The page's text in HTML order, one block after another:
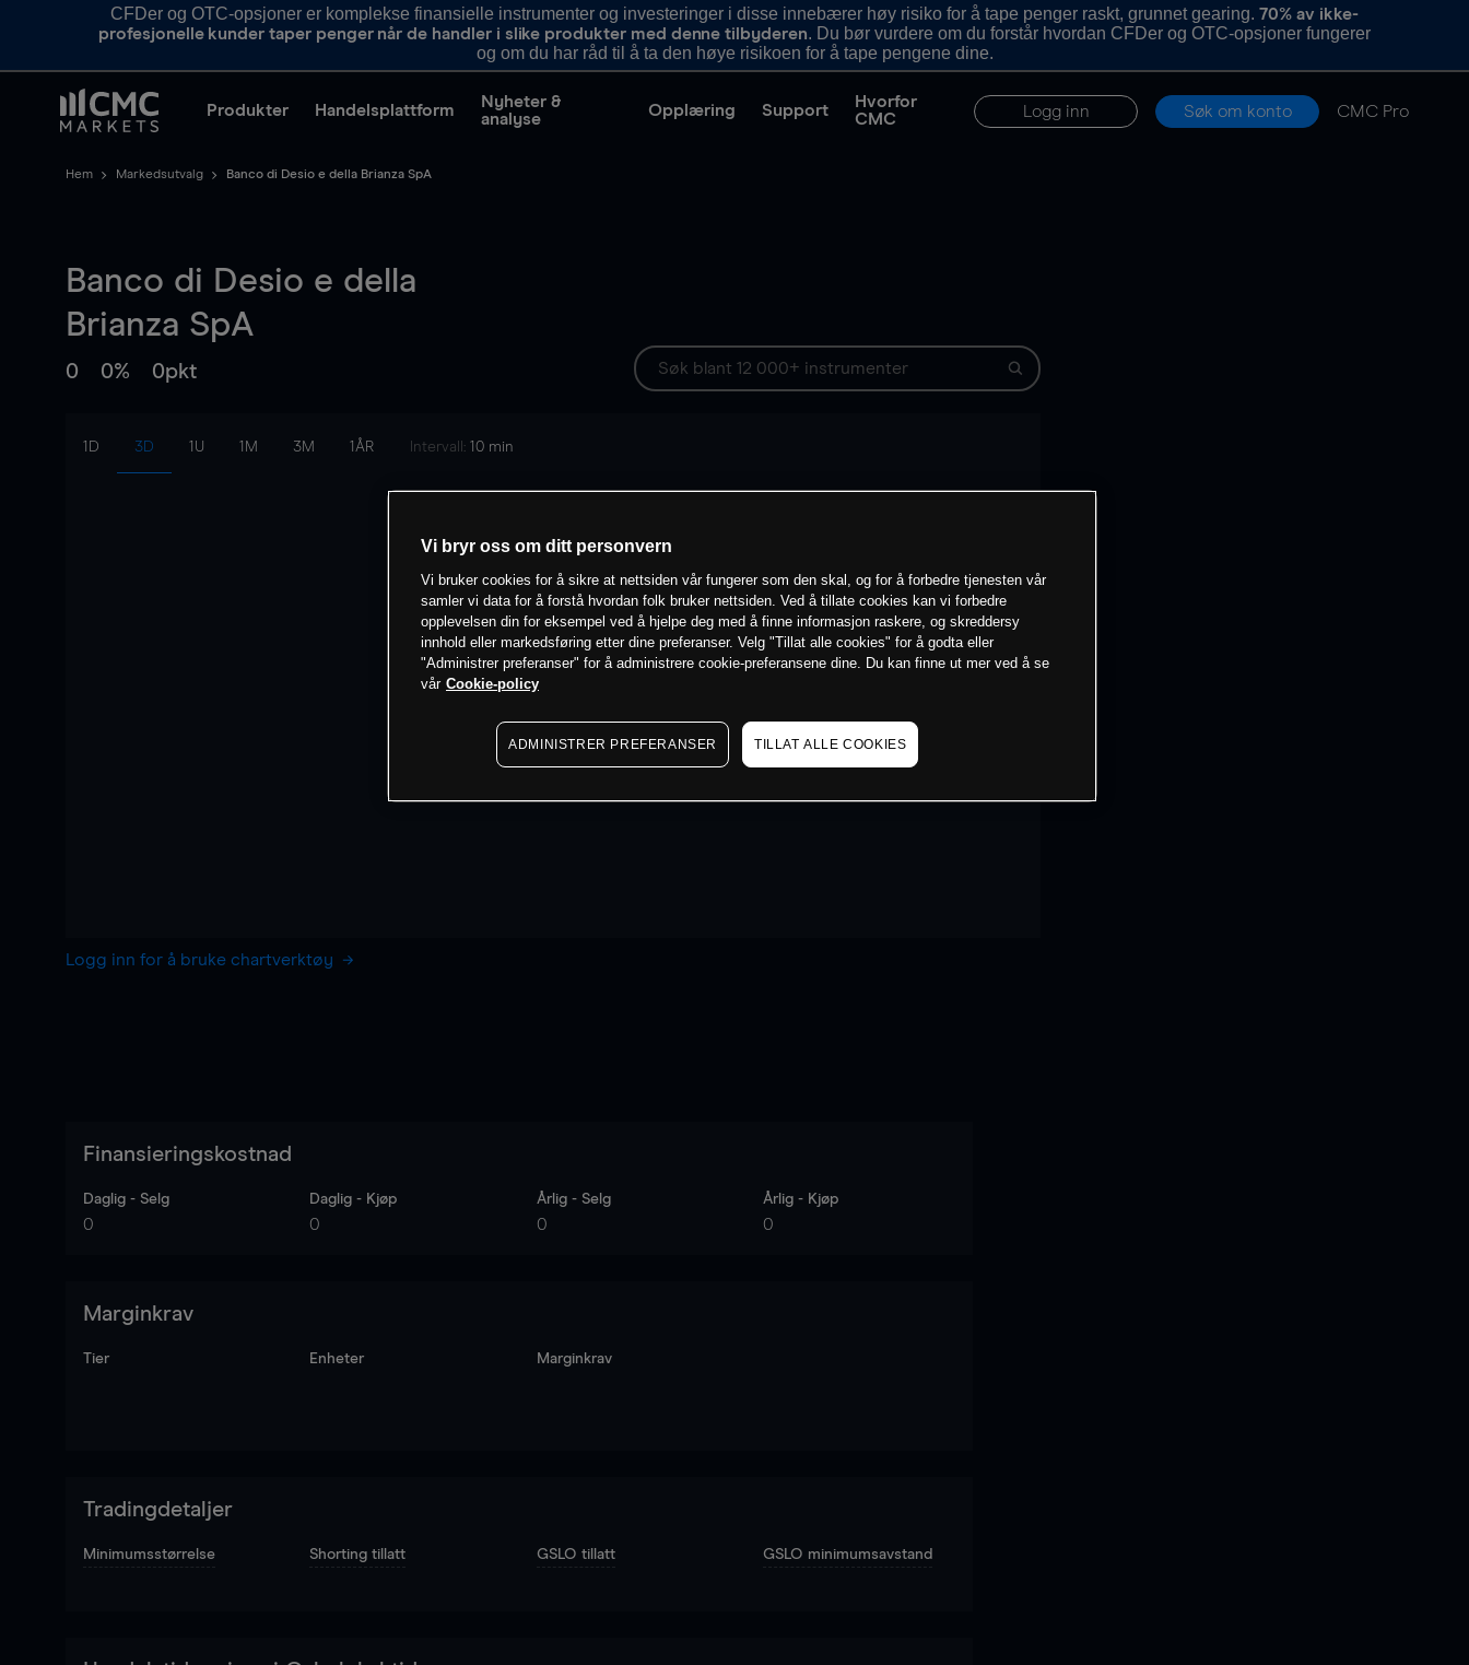
CFDer og OTC-opsjoner er komplekse finansielle instrumenter og investeringer i disse innebærer høy risiko for å tape penger raskt, grunnet gearing.70% av ikke-
profesjonelle kunder taper penger når de handler i slike produkter med denne tilbyderen. Du bør vurdere om du forstår hvordan CFDer og OTC-opsjoner fungerer
og om du har råd til å ta den høye risikoen for å tape pengene dine.
Produkter Handelsplattform
Nyheter &
analyse
Opplæring Support
Hvorfor
CMC
Logg inn Søk om konto CMC Pro
Hem Markedsutvalg Banco di Desio e della Brianza SpA
Banco di Desio e della
Brianza SpA
0 0% 0pkt
1D 3D 1U 1M 3M 1ÅR Intervall: 10 min
Logg inn for å bruke chartverktøy
Finansieringskostnad
Daglig - Selg
0
Daglig - Kjøp
0
Årlig - Selg
0
Årlig - Kjøp
0
Marginkrav
Tier Enheter Marginkrav
Tradingdetaljer
Minimumsstørrelse Shorting tillatt GSLO tillatt GSLO minimumsavstand
Vi bryr oss om ditt personvern
Vi bruker cookies for å sikre at nettsiden vår fungerer som den skal, og for å forbedre tjenesten vår
samler vi data for å forstå hvordan folk bruker nettsiden. Ved å tillate cookies kan vi forbedre
opplevelsen din for eksempel ved å hjelpe deg med å finne informasjon raskere, og skreddersy
innhold eller markedsføring etter dine preferanser. Velg "Tillat alle cookies" for å godta eller
"Administrer preferanser" for å administrere cookie-preferansene dine. Du kan finne ut mer ved å se
vår Cookie-policy
ADMINISTRER PREFERANSER TILLAT ALLE COOKIES